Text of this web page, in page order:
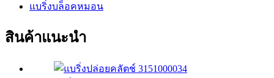
แบริ่งบล็อคหมอน
สินค้าแนะนำ